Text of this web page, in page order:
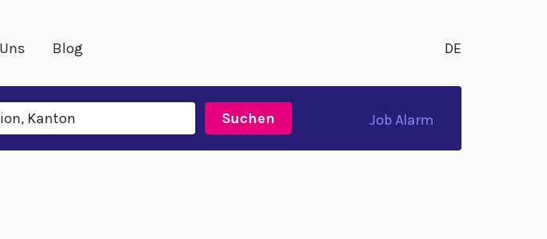
Blog DE
Suchen Job Alarm